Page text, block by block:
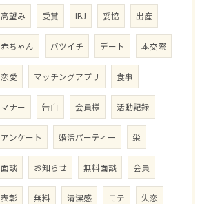
高望み 受賞 IBJ 妥協 出産
赤ちゃん バツイチ デート 本交際
恋愛 マッチングアプリ 食事
マナー 告白 会員様 活動記録
アンケート 婚活パーティー 栄
面談 お知らせ 無料面談 会員
表彰 無料 清潔感 モテ 失恋